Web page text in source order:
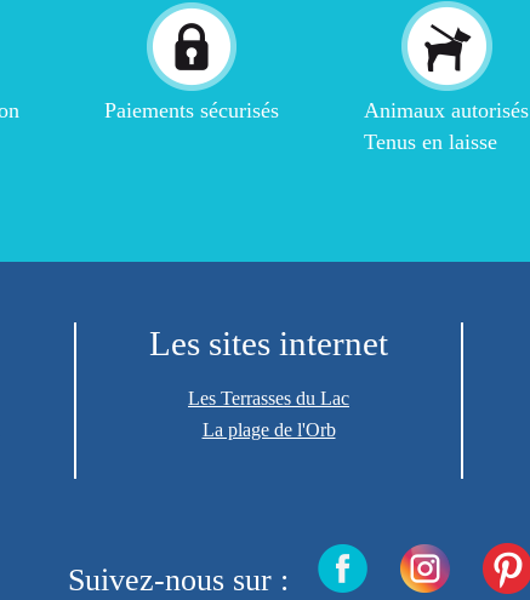
Paiements sécurisés
Animaux autorisés
Tenus en laisse
Les sites internet
Les Terrasses du Lac
La plage de l'Orb
Suivez-nous sur :